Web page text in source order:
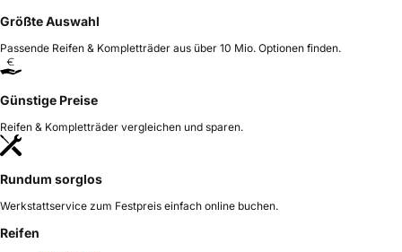
Größte Auswahl
Passende Reifen & Kompletträder aus über 10 Mio. Optionen finden.
Günstige Preise
Reifen & Kompletträder vergleichen und sparen.
Rundum sorglos
Werkstattservice zum Festpreis einfach online buchen.
Reifen